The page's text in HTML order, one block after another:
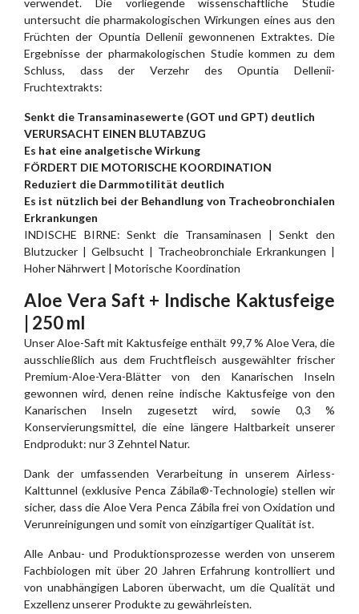
verwendet. Die vorliegende wissenschaftliche Studie
untersucht die pharmakologischen Wirkungen eines aus den
Früchten der Opuntia Dellenii gewonnenen Extraktes. Die
Ergebnisse der pharmakologischen Studie kommen zu dem
Schluss, dass der Verzehr des Opuntia Dellenii-
Fruchtextrakts:
Senkt die Transaminasewerte (GOT und GPT) deutlich
VERURSACHT EINEN BLUTABZUG
Es hat eine analgetische Wirkung
FÖRDERT DIE MOTORISCHE KOORDINATION
Reduziert die Darmmotilität deutlich
Es ist nützlich bei der Behandlung von Tracheobronchialen
Erkrankungen
INDISCHE BIRNE: Senkt die Transaminasen | Senkt den
Blutzucker | Gelbsucht | Tracheobronchiale Erkrankungen |
Hoher Nährwert | Motorische Koordination
Aloe Vera Saft + Indische Kaktusfeige
| 250 ml
Unser Aloe-Saft mit Kaktusfeige enthält 99,7 % Aloe Vera, die
ausschließlich aus dem Fruchtfleisch ausgewählter frischer
Premium-Aloe-Vera-Blätter von den Kanarischen Inseln
gewonnen wird, denen reine indische Kaktusfeige von den
Kanarischen Inseln zugesetzt wird, sowie 0,3 %
Konservierungsmittel, die eine längere Haltbarkeit unserer
Endprodukt: nur 3 Zehntel Natur.
Dank der umfassenden Verarbeitung in unserem Airless-
Kalttunnel (exklusive Penca Zábila®-Technologie) stellen wir
sicher, dass die Aloe Vera Penca Zábila frei von Oxidation und
Verunreinigungen und somit von einzigartiger Qualität ist.
Alle Anbau- und Produktionsprozesse werden von unserem
Fachbiologen mit über 20 Jahren Erfahrung kontrolliert und
von unabhängigen Laboren überwacht, um die Qualität und
Exzellenz unserer Produkte zu gewährleisten.